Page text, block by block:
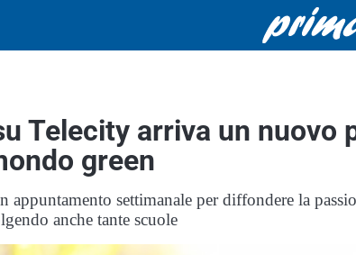
Telecity arriva un nuovo
green
appuntamento settimanale per diffondere la
anche tante scuole